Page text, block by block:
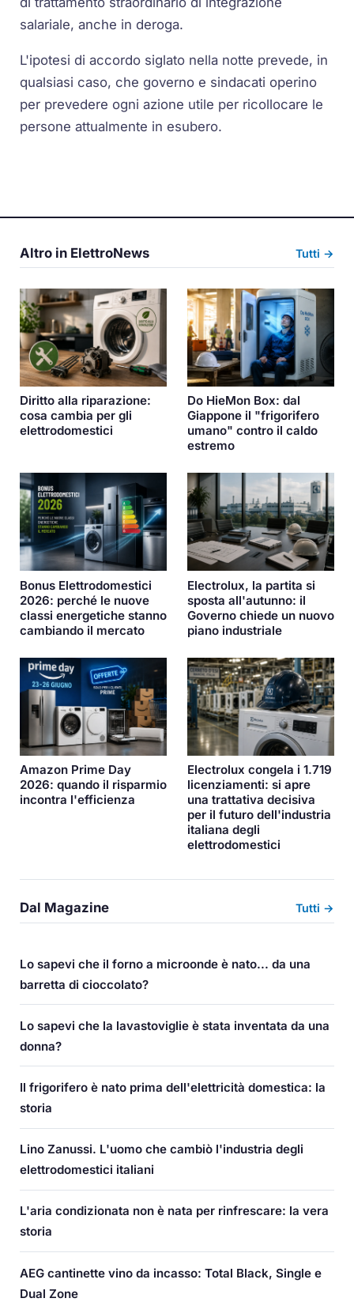
salariale, anche in deroga.
L'ipotesi di accordo siglato nella notte prevede, in
qualsiasi caso, che governo e sindacati operino
per prevedere ogni azione utile per ricollocare le
persone attualmente in esubero.
Altro in ElettroNews Tutti →
Diritto alla riparazione:
cosa cambia per gli
elettrodomestici
Do HieMon Box: dal
Giappone il "frigorifero
umano" contro il caldo
estremo
Bonus Elettrodomestici
2026: perché le nuove
classi energetiche stanno
cambiando il mercato
Electrolux, la partita si
sposta all'autunno: il
Governo chiede un nuovo
piano industriale
Amazon Prime Day
2026: quando il risparmio
incontra l'efficienza
Electrolux congela i 1.719
licenziamenti: si apre
una trattativa decisiva
per il futuro dell'industria
italiana degli
elettrodomestici
Dal Magazine Tutti →
Lo sapevi che il forno a microonde è nato... da una
barretta di cioccolato?
Lo sapevi che la lavastoviglie è stata inventata da una
donna?
Il frigorifero è nato prima dell'elettricità domestica: la
storia
Lino Zanussi. L'uomo che cambiò l'industria degli
elettrodomestici italiani
L'aria condizionata non è nata per rinfrescare: la vera
storia
AEG cantinette vino da incasso: Total Black, Single e
Dual Zone